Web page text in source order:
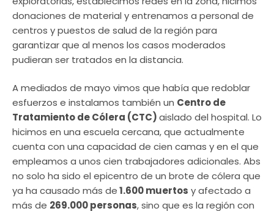
donaciones de material y entrenamos a personal de
centros y puestos de salud de la región para
garantizar que al menos los casos moderados
pudieran ser tratados en la distancia.
A mediados de mayo vimos que había que redoblar
esfuerzos e instalamos también un Centro de
Tratamiento de Cólera (CTC)aislado del hospital. Lo
hicimos en una escuela cercana, que actualmente
cuenta con una capacidad de cien camas y en el que
empleamos a unos cien trabajadores adicionales. Abs
no solo ha sido el epicentro de un brote de cólera que
ya ha causado más de1.600 muertos y afectado a
más de 269.000 personas, sino que es la región con